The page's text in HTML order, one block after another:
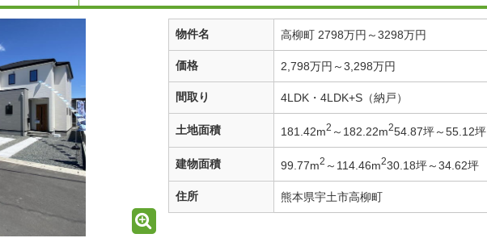
物件名 高柳町 2798万円～3298万円
価格 2,798万円～3,298万円
間取り 4LDK・4LDK+S（納戸）
土地面積 181.42m2 ～182.22m254.87坪～55.12坪
建物面積 99.77m2 ～114.46m230.18坪～34.62坪
住所 熊本県宇土市高柳町